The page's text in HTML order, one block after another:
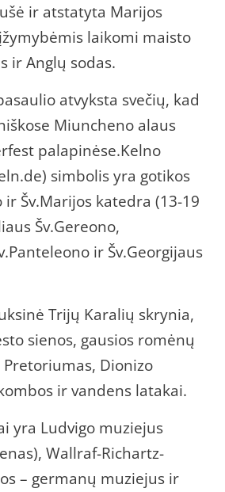
ir atstatyta Marijos
laikomi maisto
ir Anglų sodas.
atvyksta svečių, kad
Miuncheno alaus
palapinėse.Kelno
simbolis yra gotikos
ir Šv.Marijos katedra (13-19
Šv.Gereono,
ir Šv.Georgijaus
Trijų Karalių skrynia,
sienos, gausios romėnų
Dionizo
ir vandens latakai.
yra Ludvigo muziejus
Wallraf-Richartz-
– germanų muziejus ir